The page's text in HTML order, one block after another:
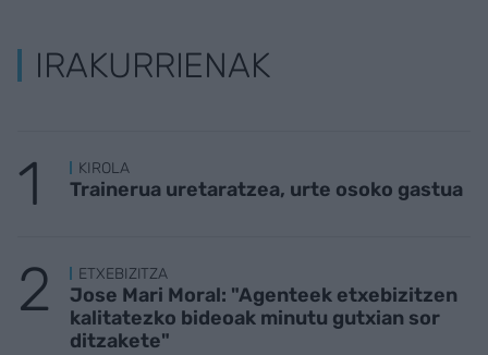
IRAKURRIENAK
KIROLA
Trainerua uretaratzea, urte osoko gastua
ETXEBIZITZA
Jose Mari Moral: "Agenteek etxebizitzen
kalitatezko bideoak minutu gutxian sor
ditzakete"